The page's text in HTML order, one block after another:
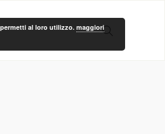
al loro utilizzo. maggiori